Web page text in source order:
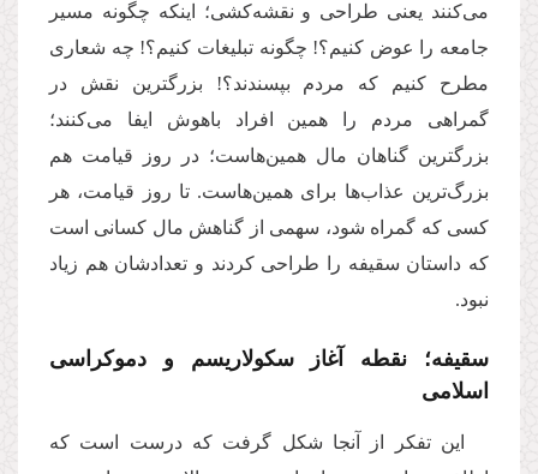
می‌‌کنند یعنی طراحی و نقشه‌‌کشی؛ اینکه چگونه مسیر
جامعه را عوض کنیم؟! چگونه تبلیغات کنیم؟! چه شعاری
مطرح کنیم که مردم بپسندند؟! بزرگترین نقش در
گمراهی مردم را همین افراد باهوش ایفا می‌‌کنند؛
بزرگترین گناهان مال همین‌هاست؛ در روز قیامت هم
بزرگ‌ترین عذاب‌ها برای همین‌هاست. تا روز قیامت، هر
کسی که گمراه شود، سهمی از گناهش مال کسانی است
که داستان سقیفه را طراحی کردند و تعدادشان هم زیاد
نبود.
سقیفه؛ نقطه آغاز سکولاریسم و دموکراسی
اسلامی
این تفکر از آنجا شکل گرفت که درست است که